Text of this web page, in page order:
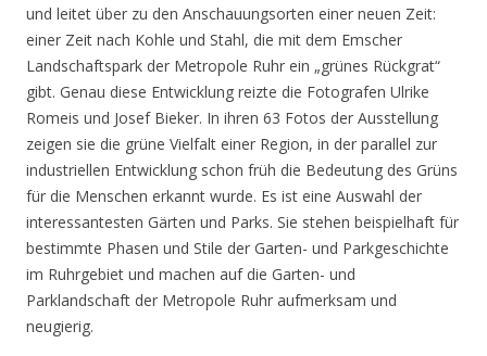
und leitet über zu den Anschauungsorten einer neuen Zeit:
einer Zeit nach Kohle und Stahl, die mit dem Emscher
Landschaftspark der Metropole Ruhr ein „grünes Rückgrat“
gibt. Genau diese Entwicklung reizte die Fotografen Ulrike
Romeis und Josef Bieker. In ihren 63 Fotos der Ausstellung
zeigen sie die grüne Vielfalt einer Region, in der parallel zur
industriellen Entwicklung schon früh die Bedeutung des Grüns
für die Menschen erkannt wurde. Es ist eine Auswahl der
interessantesten Gärten und Parks. Sie stehen beispielhaft für
bestimmte Phasen und Stile der Garten- und Parkgeschichte
im Ruhrgebiet und machen auf die Garten- und
Parklandschaft der Metropole Ruhr aufmerksam und
neugierig.